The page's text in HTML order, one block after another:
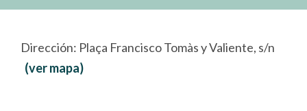
Dirección: Plaça Francisco Tomàs y Valiente, s/n
(ver mapa)